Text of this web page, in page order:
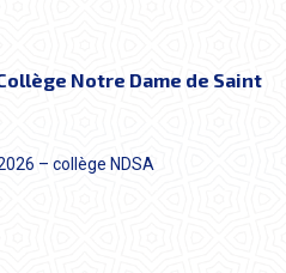
Notre Dame de Saint
– collège NDSA